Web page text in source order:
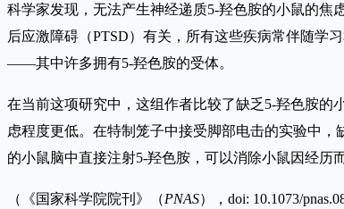
科学家发现，无法产生神经递质5-羟色胺的小鼠的
后应激障碍（PTSD）有关，所有这些疾病常伴随学
——其中许多拥有5-羟色胺的受体。
在当前这项研究中，这组作者比较了缺乏5-羟色胺的
虑程度更低。在特制笼子中接受脚部电击的实验中
的小鼠脑中直接注射5-羟色胺，可以消除小鼠因经历
（《国家科学院院刊》（PNAS），doi: 10.1073/